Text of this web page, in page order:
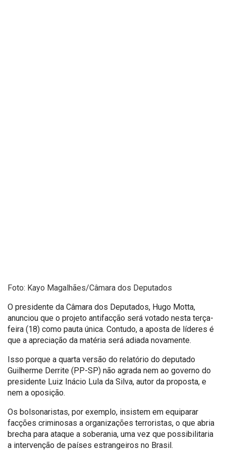
Foto: Kayo Magalhães/Câmara dos Deputados
O presidente da Câmara dos Deputados, Hugo Motta,
anunciou que o projeto antifacção será votado nesta terça-
feira (18) como pauta única. Contudo, a aposta de líderes é
que a apreciação da matéria será adiada novamente.
Isso porque a quarta versão do relatório do deputado
Guilherme Derrite (PP-SP) não agrada nem ao governo do
presidente Luiz Inácio Lula da Silva, autor da proposta, e
nem a oposição.
Os bolsonaristas, por exemplo, insistem em equiparar
facções criminosas a organizações terroristas, o que abria
brecha para ataque a soberania, uma vez que possibilitaria
a intervenção de países estrangeiros no Brasil.